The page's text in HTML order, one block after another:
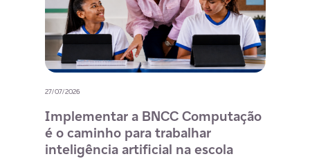
27/07/2026
Implementar a BNCC Computação
é o caminho para trabalhar
inteligência artificial na escola